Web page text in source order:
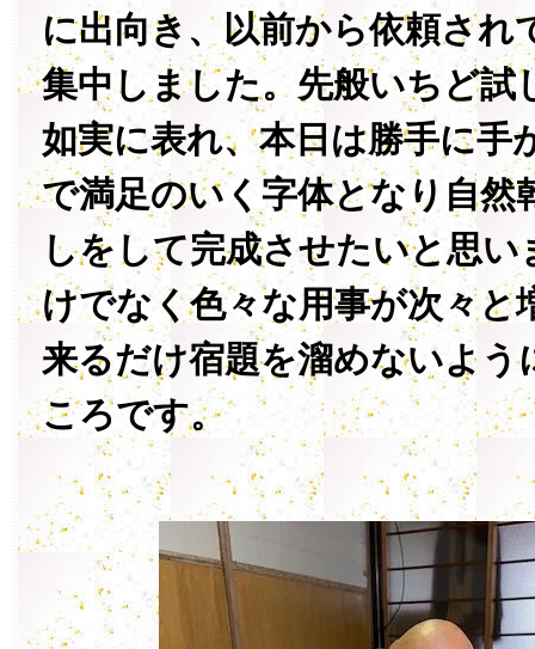
に出向き、以前から依頼され
集中しました。先般いちど試
如実に表れ、本日は勝手に手
で満足のいく字体となり自然
しをして完成させたいと思
けでなく色々な用事が次々と
来るだけ宿題を溜めないよう
ころです。